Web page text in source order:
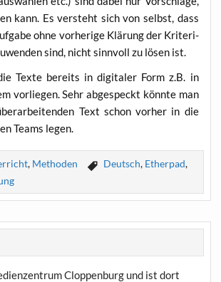
kann. Es ver­steht sich von selbst, dass
ohne vor­he­ri­ge Klä­rung der Kri­te­ri­
sind, nicht sinn­voll zu lösen ist.
Tex­te bereits in digi­ta­ler Form z.B. in
vor­lie­gen. Sehr abge­speckt könn­te man
Text schon vor­her in die
Teams legen.
, Methoden Deutsch, Etherpad,
Cloppenburg und ist dort